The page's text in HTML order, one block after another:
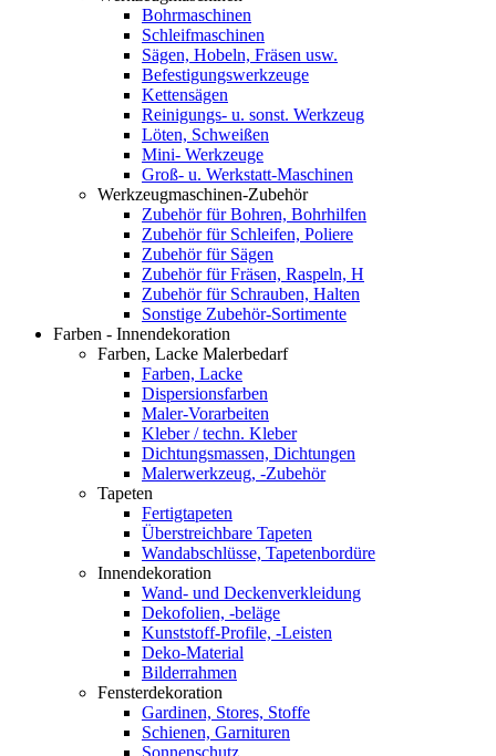
Bohrmaschinen
Schleifmaschinen
Sägen, Hobeln, Fräsen usw.
Befestigungswerkzeuge
Kettensägen
Reinigungs- u. sonst. Werkzeug
Löten, Schweißen
Mini- Werkzeuge
Groß- u. Werkstatt-Maschinen
Werkzeugmaschinen-Zubehör
Zubehör für Bohren, Bohrhilfen
Zubehör für Schleifen, Poliere
Zubehör für Sägen
Zubehör für Fräsen, Raspeln, H
Zubehör für Schrauben, Halten
Sonstige Zubehör-Sortimente
Farben - Innendekoration
Farben, Lacke Malerbedarf
Farben, Lacke
Dispersionsfarben
Maler-Vorarbeiten
Kleber / techn. Kleber
Dichtungsmassen, Dichtungen
Malerwerkzeug, -Zubehör
Tapeten
Fertigtapeten
Überstreichbare Tapeten
Wandabschlüsse, Tapetenbordüre
Innendekoration
Wand- und Deckenverkleidung
Dekofolien, -beläge
Kunststoff-Profile, -Leisten
Deko-Material
Bilderrahmen
Fensterdekoration
Gardinen, Stores, Stoffe
Schienen, Garnituren
Sonnenschutz